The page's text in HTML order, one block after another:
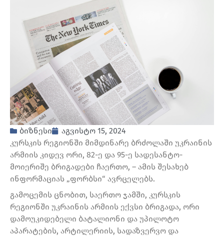
ბიზნესი
აგვისტო 15, 2024
კურსკის რეგიონში მიმდინარე ბრძოლაში უკრაინის
არმიის კიდევ ორი, 82-ე და 95-ე სადესანტო-
მოიერიშე ბრიგადები ჩაერთო, – ამის შესახებ
ინფორმაციას „ფორბსი“ ავრცელებს.
გამოცემის ცნობით, საერთო ჯამში, კურსკის
რეგიონში უკრაინის არმიის ექვსი ბრიგადა, ორი
დამოუკიდებელი ბატალიონი და უპილოტო
აპარატების, არტილერიის, სადაზვერვო და